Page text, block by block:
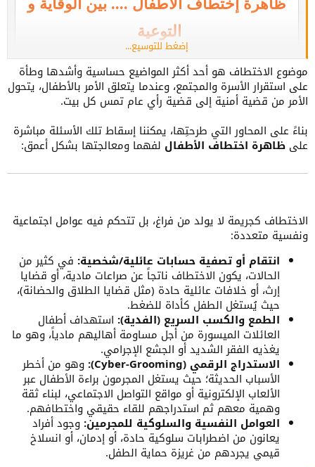
ظاهرة إختطاف الأطفال .... بين الوقاية و
التوعية
مشاهدة المرفق 187654
جميعًا وقفة جادة و مسؤولة
الأطفال هم أمانة في أعناقنا و حمايتهم تبدأ من البيت
عبر التوجيه المستمر
و تستمر في المدرسة من خلال التربية و التوعية
و تكبر في المجتمع عبر التعاون و التضامن الوقاية لا
تحتاج إلى أساليب معقدة بل إلى خطوات بسيطة مثل :
تعليم الطفل عدم التحدث مع الغرباء
و عدم الذهاب مع أي شخص دون إذن والديه
و حفظ معلومات أساسية للتواصل في حالة الخطر
إضغط للتوسيع...
موضوع الاختطاف هو أحد أكثر المواضيع حساسية وأشدها وطأة
على استقرار الأسرة والمجتمع، وعندما يتعلق الأمر بالأطفال، يتحول
الأمر من قضية أمنية إلى قضية رأي عام تمس كل بيت.
بناءً على المحاور التي طرحتِها، يمكننا إسقاط تلك الأسئلة مباشرة
على ظاهرة اختطاف الأطفال لفهما ومعالجتها بشكل أعمق:
الاختطاف كجريمة لا يولد من فراغ، بل تتحكم فيه عوامل اجتماعية
ونفسية متعددة:
انتقام أو تصفية حسابات عائلية/شخصية: في كثير من
الحالات، يكون الاختطاف ناتجاً عن صراعات مادية، أو قضايا
إرث، أو خلافات عائلية حادة (مثل قضايا الطلاق والحضانة)،
حيث يُستغل الطفل كأداة للضغط.
الطمع والكسب السريع (الفدية): استهداف أطفال
العائلات الميسورة من أجل مساومة أهاليهم مادياً، وهو ما
يغذيه الفقر الشديد أو الجشع الإجرامي.
الاستدراج الرقمي (Cyber-Grooming): وهو من أخطر
الأسباب الحديثة؛ حيث يستغل المجرمون براءة الأطفال عبر
الألعاب الإلكترونية أو مواقع التواصل الاجتماعي، لبناء ثقة
وهمية معهم ثم استدراجهم للقاء حقيقي واختطافهم.
العوامل النفسية والسلوكية للمجرمين: وجود أفراد
يعانون من اضطرابات سلوكية حادة، أو إدمان، أو انسلاخ
قيمي يجردهم من غريزة حماية الطفل.